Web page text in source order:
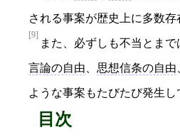
される事案が歴史上に多数存
[9]
また、必ずしも不当とまで
言論の自由 思想信条の自由
ような事案もたびたび発生し
目次